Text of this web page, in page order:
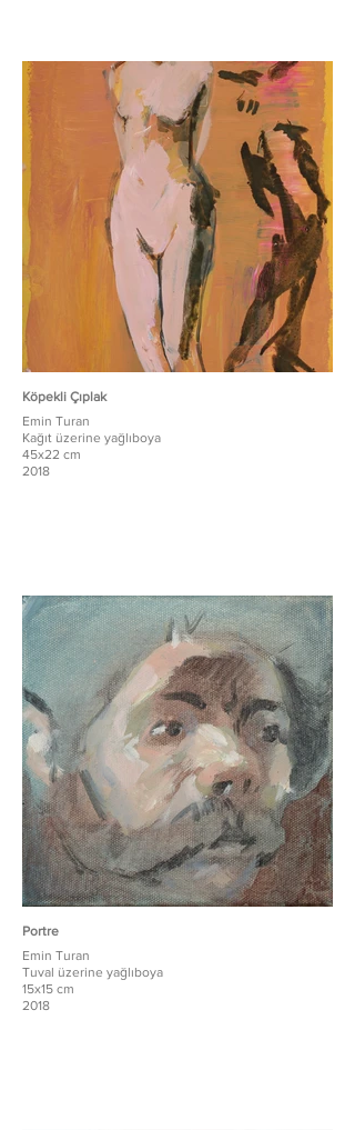
Köpekli Çıplak
Emin Turan
Kağıt üzerine yağlıboya
45x22 cm
2018
Portre
Emin Turan
Tuval üzerine yağlıboya
15x15 cm
2018